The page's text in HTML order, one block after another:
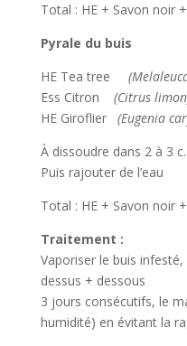
Total : HE + Savon noir
Pyrale du buis
HE Tea tree
Ess Citron (Citrus
HE Giroflier (Eugenia
À dissoudre dans 2 à 3
Puis rajouter de l’eau
Total : HE + Savon noir
Traitement :
Vaporiser le buis
dessus + dessous
3 jours consécutifs, le
humidité) en évitant la